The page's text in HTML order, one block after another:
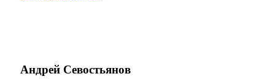
Андрей Севостьянов